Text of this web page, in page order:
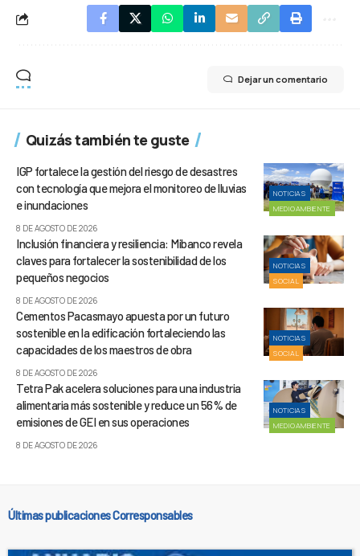
Dejar un comentario
Quizás también te guste
NOTICIAS
MEDIOAMBIENTE
IGP fortalece la gestión del riesgo de desastres
con tecnología que mejora el monitoreo de lluvias
e inundaciones
8 DE AGOSTO DE 2026
NOTICIAS
SOCIAL
Inclusión financiera y resiliencia: Mibanco revela
claves para fortalecer la sostenibilidad de los
pequeños negocios
8 DE AGOSTO DE 2026
NOTICIAS
SOCIAL
Cementos Pacasmayo apuesta por un futuro
sostenible en la edificación fortaleciendo las
capacidades de los maestros de obra
8 DE AGOSTO DE 2026
NOTICIAS
MEDIOAMBIENTE
Tetra Pak acelera soluciones para una industria
alimentaria más sostenible y reduce un 56% de
emisiones de GEI en sus operaciones
8 DE AGOSTO DE 2026
Últimas publicaciones Corresponsables